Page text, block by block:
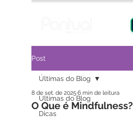
Post
Últimas do Blog
Dicas
Últimas do Blog
O Que é Mindfulness?
8 de set. de 2025 6 min de leitura